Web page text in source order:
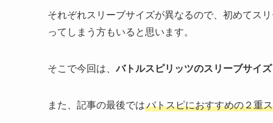
それぞれスリーブサイズが異なるので、初めてス
ってしまう方もいると思います。
そこで今回は、バトルスピリッツのスリーブサイ
また、記事の最後ではバトスピにおすすめの２重